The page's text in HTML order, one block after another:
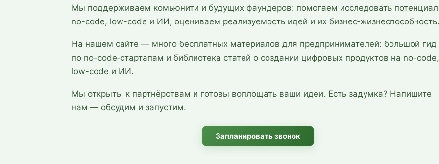
Мы поддерживаем комьюнити и будущих фаундеров: помогаем исследовать потенциал
no-code, low-code и ИИ, оцениваем реализуемость идей и их бизнес‑жизнеспособность.
На нашем сайте — много бесплатных материалов для предпринимателей: большой гид
по no-code‑стартапам и библиотека статей о создании цифровых продуктов на no-code,
low-code и ИИ.
Мы открыты к партнёрствам и готовы воплощать ваши идеи. Есть задумка? Напишите
нам — обсудим и запустим.
Запланировать звонок